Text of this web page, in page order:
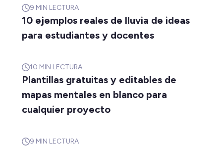
9 MIN LECTURA
10 ejemplos reales de lluvia de ideas
para estudiantes y docentes
10 MIN LECTURA
Plantillas gratuitas y editables de
mapas mentales en blanco para
cualquier proyecto
9 MIN LECTURA